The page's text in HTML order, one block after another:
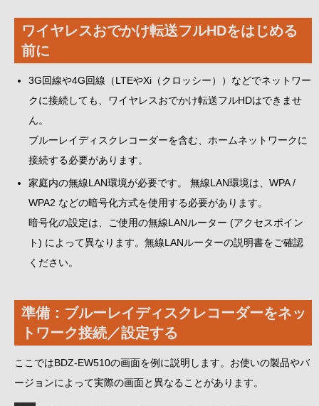
ワイヤレスおでかけ転送フルHDをはじめる
前に
3G回線や4G回線（LTEやXi（クロッシー））などでネットワー
クに接続しても、ワイヤレスおでかけ転送フルHDはできませ
ん。
ブルーレイディスクレコーダーを含む、ホームネットワークに
接続する必要があります。
家庭内の無線LAN環境が必要です。 無線LAN環境は、WPA /
WPA2 などの暗号化方式を使用する必要があります。
暗号化の設定は、ご使用の無線LANルーター (アクセスポイン
ト) によって異なります。無線LANルーターの説明書をご確認
ください。
準備：ブルーレイディスクレコーダーをネッ
トワーク接続／設定する
ここではBDZ-EW510の画面を例に説明します。お使いの製品やバ
ージョンによって実際の画面と異なることがあります。